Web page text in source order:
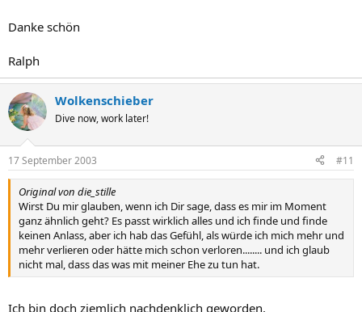
Danke schön
Ralph
Wolkenschieber
Dive now, work later!
17 September 2003 #11
Original von die_stille
Wirst Du mir glauben, wenn ich Dir sage, dass es mir im Moment
ganz ähnlich geht? Es passt wirklich alles und ich finde und finde
keinen Anlass, aber ich hab das Gefühl, als würde ich mich mehr und
mehr verlieren oder hätte mich schon verloren........ und ich glaub
nicht mal, dass das was mit meiner Ehe zu tun hat.
Ich bin doch ziemlich nachdenklich geworden.